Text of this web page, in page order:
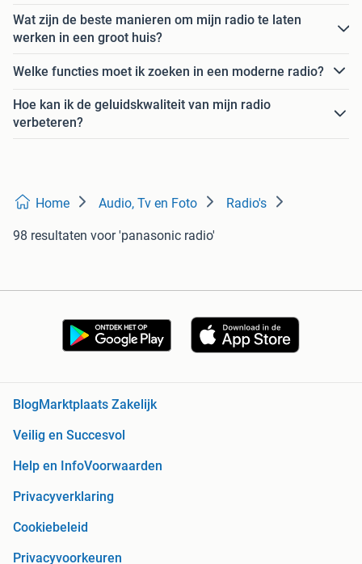
Wat zijn de beste manieren om mijn radio te laten
werken in een groot huis?
Welke functies moet ik zoeken in een moderne radio?
Hoe kan ik de geluidskwaliteit van mijn radio
verbeteren?
Home Audio, Tv en Foto Radio's
98 resultaten voor 'panasonic radio'
Blog Marktplaats Zakelijk
Veilig en Succesvol
Help en InfoVoorwaarden
Privacyverklaring
Cookiebeleid
Privacyvoorkeuren